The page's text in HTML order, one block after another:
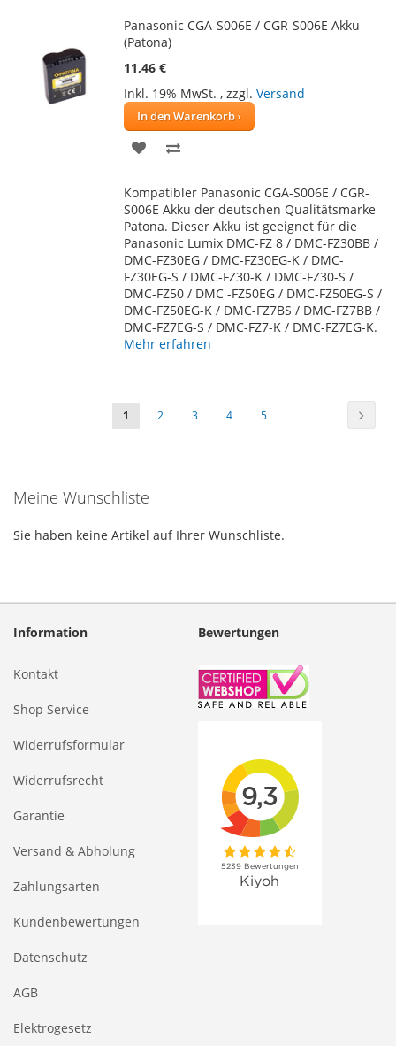
Panasonic CGA-S006E / CGR-S006E Akku
(Patona)
11,46 €
Inkl. 19% MwSt. , zzgl. Versand
In den Warenkorb
ZUR
HINZUFÜGEN
HINZUFÜGEN
Kompatibler Panasonic CGA-S006E / CGR-
S006E Akku der deutschen Qualitätsmarke
Patona. Dieser Akku ist geeignet für die
Panasonic Lumix DMC-FZ 8 / DMC-FZ30BB /
DMC-FZ30EG / DMC-FZ30EG-K / DMC-
FZ30EG-S / DMC-FZ30-K / DMC-FZ30-S /
DMC-FZ50 / DMC -FZ50EG / DMC-FZ50EG-S /
DMC-FZ50EG-K / DMC-FZ7BS / DMC-FZ7BB /
DMC-FZ7EG-S / DMC-FZ7-K / DMC-FZ7EG-K.
Mehr erfahren
Sie
die
1 Seite
2 Seite
3 Seite
4 Seite
5
Meine Wunschliste
Sie haben keine Artikel auf Ihrer Wunschliste.
Information
Kontakt
Shop Service
Widerrufsformular
Widerrufsrecht
Garantie
Versand & Abholung
Zahlungsarten
Kundenbewertungen
Datenschutz
AGB
Elektrogesetz
Bewertungen